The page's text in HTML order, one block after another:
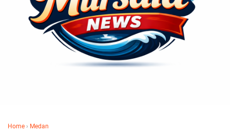
Home › Medan